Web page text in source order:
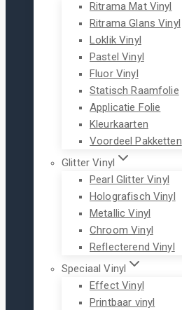
Ritrama Mat Vinyl
Ritrama Glans Vinyl
Loklik Vinyl
Pastel Vinyl
Fluor Vinyl
Statisch Raamfolie
Applicatie Folie
Kleurkaarten
Voordeel Pakketten
Glitter Vinyl
Pearl Glitter Vinyl
Holografisch Vinyl
Metallic Vinyl
Chroom Vinyl
Reflecterend Vinyl
Speciaal Vinyl
Effect Vinyl
Printbaar vinyl